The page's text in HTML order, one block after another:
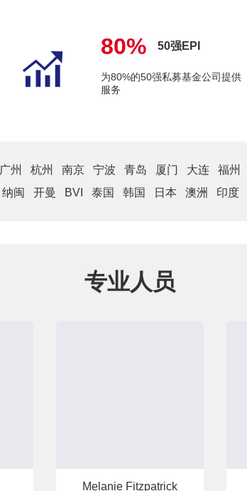
80% 50强EPI
为80%的50强私募基金公司提供
服务
广州 杭州 南京 宁波 青岛 厦门 大连 福州
纳闽 开曼 BVI 泰国 韩国 日本 澳洲 印度
专业人员
Melanie Fitzpatrick